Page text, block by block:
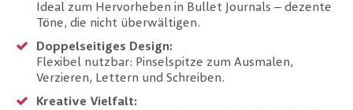
Ideal zum Hervorheben in Bullet Journals – dezente
Töne, die nicht überwältigen.
Doppelseitiges Design:
Flexibel nutzbar: Pinselspitze zum Ausmalen,
Verzieren, Lettern und Schreiben.
Kreative Vielfalt: